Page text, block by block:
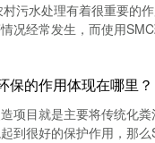
污水处理有着很重要的
况经常发生，而使用
保的作用体现在哪里？
项目就是主要将传统化
到很好的保护作用，那